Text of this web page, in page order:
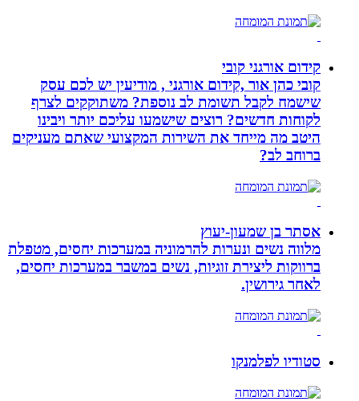
קידום אורגני קובי
קובי כהן אור ,קידום אורגני , מודיעין יש לכם עסק
שישמח לקבל תשומת לב נוספת? משתוקקים לצרף
לקוחות חדשים? רוצים שישמעו עליכם יותר ויבינו
היטב מה מייחד את השירות המקצועי שאתם מעניקים
ברוחב לב?
אסתר בן שמעון-יעוץ
מלווה נשים ונערות להרמוניה במערכות יחסים, מטפלת
ברווקות ליצירת זוגיות, נשים במשבר במערכות יחסים,
לאחר גירושין.
סטודיו לפלמנקו